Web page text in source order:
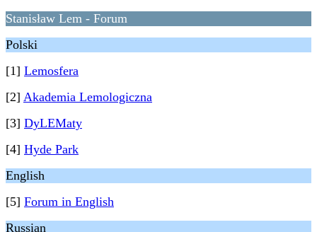
Stanisław Lem - Forum
Polski
[1] Lemosfera
[2] Akademia Lemologiczna
[3] DyLEMaty
[4] Hyde Park
English
[5] Forum in English
Russian